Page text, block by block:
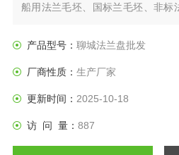
船用法兰毛坯、国标兰毛坯、非标
产品型号： 聊城法兰盘批发
厂商性质： 生产厂家
更新时间： 2025-10-18
访 问 量： 887